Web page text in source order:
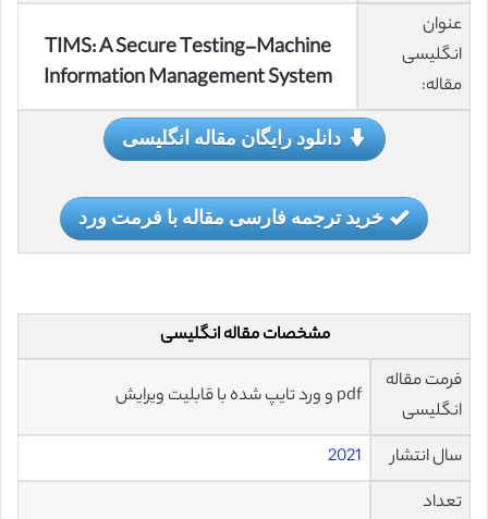
عنوان
انگلیسی
مقاله:
TIMS: A Secure Testing-Machine
Information Management System
دانلود رایگان مقاله انگلیسی
خرید ترجمه فارسی مقاله با فرمت ورد
مشخصات مقاله انگلیسی
فرمت مقاله
انگلیسی
pdf و ورد تایپ شده با قابلیت ویرایش
سال انتشار
2021
تعداد